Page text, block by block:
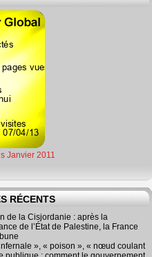
Janvier 2011
RÉCENTS
de la Cisjordanie : après la
de l’État de Palestine, la France
», « poison », « nœud coulant